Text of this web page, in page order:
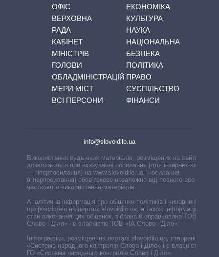
ОФІС
ВЕРХОВНА
РАДА
КАБІНЕТ
МІНІСТРІВ
ГОЛОВИ
ОБЛАДМІНІСТРАЦІЙ
МЕРИ МІСТ
ВСІ ПЕРСОНИ
ЕКОНОМІКА
КУЛЬТУРА
НАУКА
НАЦІОНАЛЬНА
БЕЗПЕКА
ПОЛІТИКА
ПРАВО
СУСПІЛЬСТВО
ФІНАНСИ
info@slovoidilo.ua
Використання будь-яких матеріалів, розміщених на сайті,
дозволяється при вказуванні посилання (для інтернет-видань
— гіперпосилання) на www.slovoidilo.ua. Посилання
(гіперпосилання) обов’язкове незалежно від повного або
часткового використання матеріалів.
Аналітична інформація про обіцянки політиків і чиновників,
що розміщені на порталі slovoidilo.ua, а також інформація про
стан виконання цих обіцянок, зібрана й опрацьована ТОВ «ІА
Слово і Діло» і є власністю ТОВ «ІА Слово і Діло».
Інфографіки, розміщені на порталі slovoidilo.ua, створені ГО
«Система народного контролю Слово і Діло» і є власністю
ГО «Система народного контролю Слово і Діло».